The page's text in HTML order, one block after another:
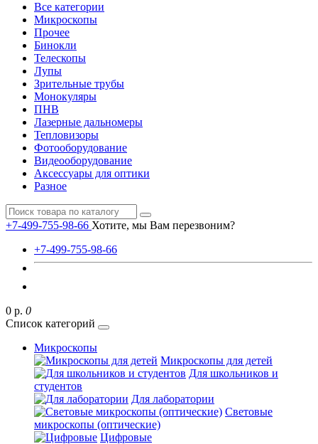
Все категории
Микроскопы
Прочее
Бинокли
Телескопы
Лупы
Зрительные трубы
Монокуляры
ПНВ
Лазерные дальномеры
Тепловизоры
Фотооборудование
Видеооборудование
Аксессуары для оптики
Разное
+7-499-755-98-66 Хотите, мы Вам перезвоним?
+7-499-755-98-66
0 р. 0
Список категорий
Микроскопы
Микроскопы для детей
Для школьников и
студентов
Для лаборатории
Световые
микроскопы (оптические)
Цифровые